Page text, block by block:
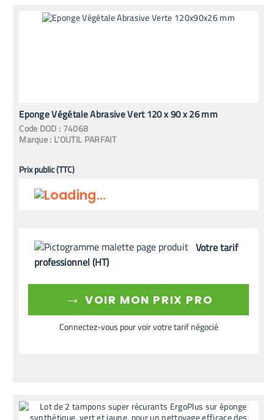
Eponge Végétale Abrasive Vert 120 x 90 x 26 mm
Code DOD : 74068
Marque : L'OUTIL PARFAIT
Prix public (TTC)
Votre tarif
professionnel (HT)
→ VOIR MON PRIX PRO
Connectez-vous pour voir votre tarif négocié